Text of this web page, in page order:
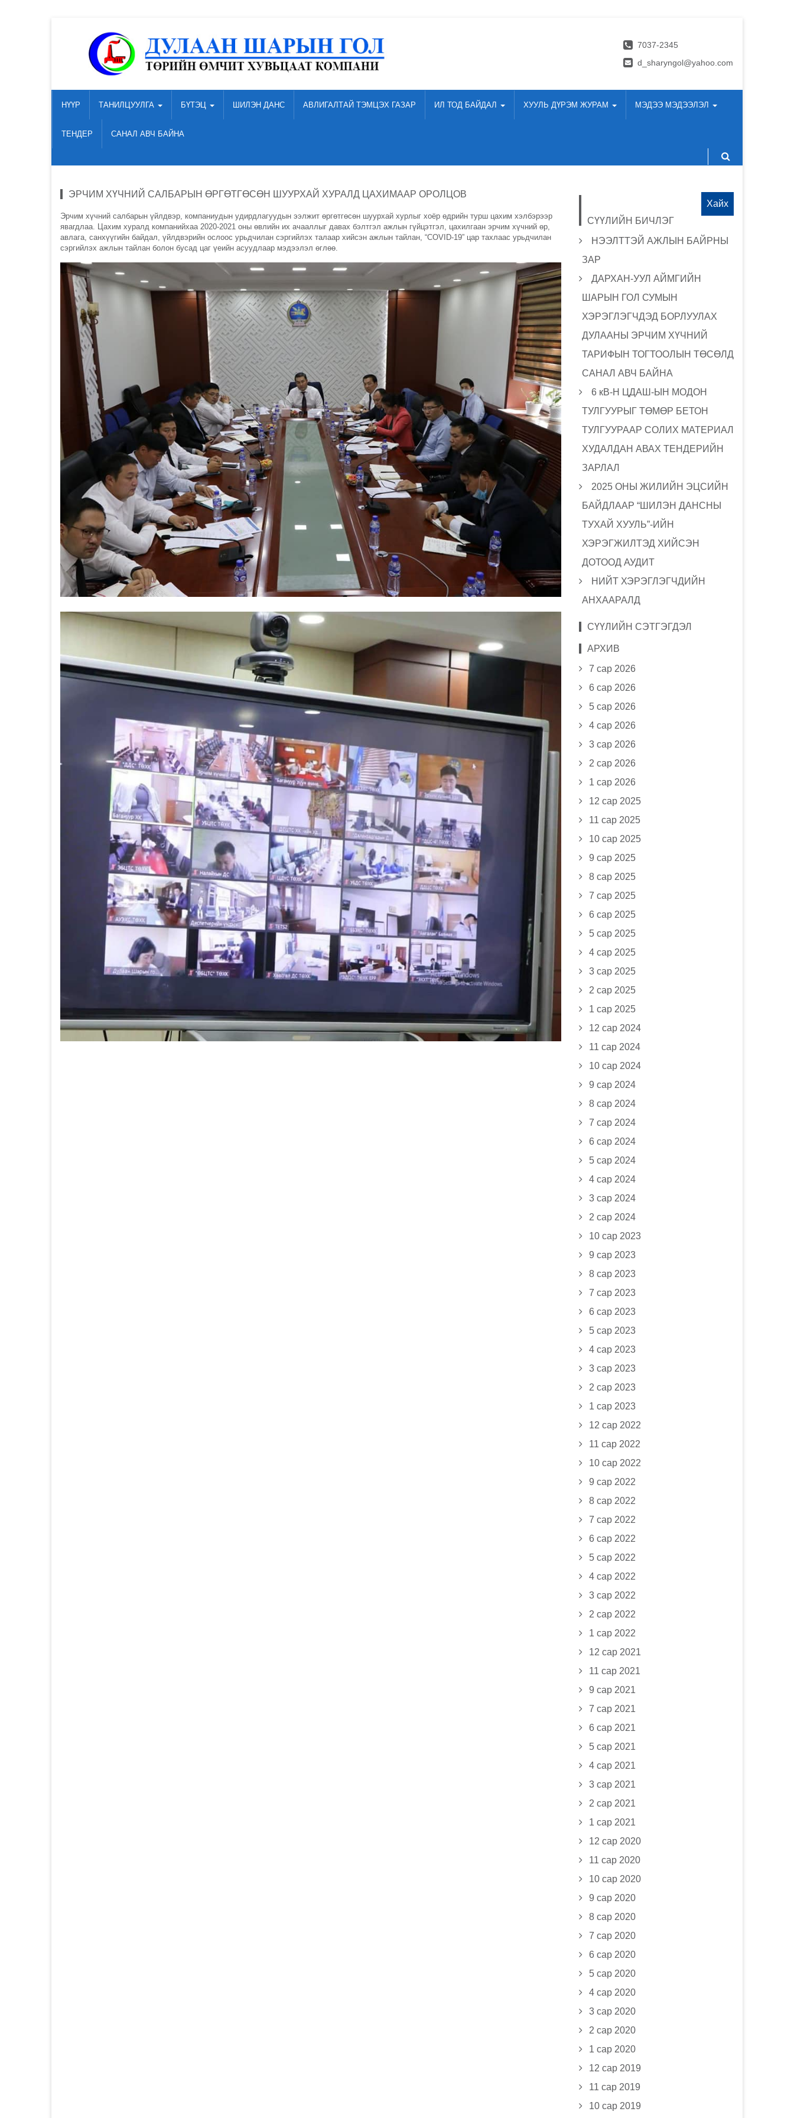
7037-2345
d_sharyngol@yahoo.com
НҮҮР ТАНИЛЦУУЛГА БҮТЭЦ ШИЛЭН ДАНС АВЛИГАЛТАЙ ТЭМЦЭХ ГАЗАР ИЛ ТОД БАЙДАЛ ХУУЛЬ ДҮРЭМ ЖУРАМ МЭДЭЭ МЭДЭЭЛЭЛ
ТЕНДЕР САНАЛ АВЧ БАЙНА
ЭРЧИМ ХҮЧНИЙ САЛБАРЫН ӨРГӨТГӨСӨН ШУУРХАЙ ХУРАЛД ЦАХИМААР ОРОЛЦОВ
Эрчим хүчний салбарын үйлдвэр, компаниудын удирдлагуудын ээлжит өргөтгөсөн шуурхай хурлыг хоёр өдрийн турш цахим хэлбэрээр
явагдлаа. Цахим хуралд компанийхаа 2020-2021 оны өвлийн их ачааллыг давах бэлтгэл ажлын гүйцэтгэл, цахилгаан эрчим хүчний өр,
авлага, санхүүгийн байдал, үйлдвэрийн ослоос урьдчилан сэргийлэх талаар хийсэн ажлын тайлан, “COVI D-19” цар тахлаас урьдчилан
сэргийлэх ажлын тайлан болон бусад цаг үеийн асуудлаар мэдээлэл өглөө.
СҮҮЛИЙН БИЧЛЭГ
НЭЭЛТТЭЙ АЖЛЫН БАЙРНЫ
ЗАР
ДАРХАН-УУЛ АЙМГИЙН
ШАРЫН ГОЛ СУМЫН
ХЭРЭГЛЭГЧДЭД БОРЛУУЛАХ
ДУЛААНЫ ЭРЧИМ ХҮЧНИЙ
ТАРИФЫН ТОГТООЛЫН ТӨСӨЛД
САНАЛ АВЧ БАЙНА
6 кВ-Н ЦДАШ-ЫН МОДОН
ТУЛГУУРЫГ ТӨМӨР БЕТОН
ТУЛГУУРААР СОЛИХ МАТЕРИАЛ
ХУДАЛДАН АВАХ ТЕНДЕРИЙН
ЗАРЛАЛ
2025 ОНЫ ЖИЛИЙН ЭЦСИЙН
БАЙДЛААР “ШИЛЭН ДАНСНЫ
ТУХАЙ ХУУЛЬ”-ИЙН
ХЭРЭГЖИЛТЭД ХИЙСЭН
ДОТООД АУДИТ
НИЙТ ХЭРЭГЛЭГЧДИЙН
АНХААРАЛД
СҮҮЛИЙН СЭТГЭГДЭЛ
АРХИВ
7 сар 2026
6 сар 2026
5 сар 2026
4 сар 2026
3 сар 2026
2 сар 2026
1 сар 2026
12 сар 2025
11 сар 2025
10 сар 2025
9 сар 2025
8 сар 2025
7 сар 2025
6 сар 2025
5 сар 2025
4 сар 2025
3 сар 2025
2 сар 2025
1 сар 2025
12 сар 2024
11 сар 2024
10 сар 2024
9 сар 2024
8 сар 2024
7 сар 2024
6 сар 2024
5 сар 2024
4 сар 2024
3 сар 2024
2 сар 2024
10 сар 2023
9 сар 2023
8 сар 2023
7 сар 2023
6 сар 2023
5 сар 2023
4 сар 2023
3 сар 2023
2 сар 2023
1 сар 2023
12 сар 2022
11 сар 2022
10 сар 2022
9 сар 2022
8 сар 2022
7 сар 2022
6 сар 2022
5 сар 2022
4 сар 2022
3 сар 2022
2 сар 2022
1 сар 2022
12 сар 2021
11 сар 2021
9 сар 2021
7 сар 2021
6 сар 2021
5 сар 2021
4 сар 2021
3 сар 2021
2 сар 2021
1 сар 2021
12 сар 2020
11 сар 2020
10 сар 2020
9 сар 2020
8 сар 2020
7 сар 2020
6 сар 2020
5 сар 2020
4 сар 2020
3 сар 2020
2 сар 2020
1 сар 2020
12 сар 2019
11 сар 2019
10 сар 2019